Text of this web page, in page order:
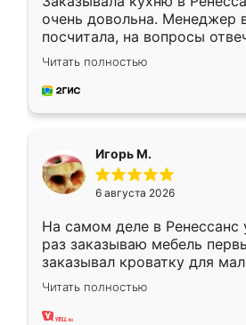
очень довольна. Менеджер
посчитала, на вопросы
Замерщик приехал в
делу со всей
за день, ребята работали
Читать полностью
Игорь М.
6 августа 2026
На самом деле в Ренессанс
раз заказываю мебель
заказывал кроватку для
ребёнка при его рождении
заказал шкаф-купе. По
хорошее сборка достаточно
Читать полностью